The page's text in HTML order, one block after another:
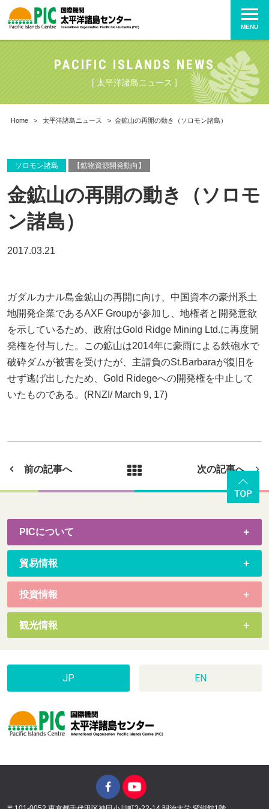
MENU
PACIFIC ISLANDS NEWS
[ 太平洋諸島ニュース ]
Home > 太平洋諸島ニュース > 金鉱山の再開の動き（ソロモン諸島）
ソロモン諸島 【鉱物資源開発動向】
金鉱山の再開の動き（ソロモ
ン諸島）
2017.03.21
ガダルカナル島金鉱山の再開に向け、中国資本の豪州系土
地開発企業であるAXF Groupが参加し、地権者と開発意欲
を示しているため、政府はGold Ridge Mining Ltd.に再度開
発権を付与した。この鉱山は2014年に豪雨による鉄砲水で
破砕ダムが被害を受けたが、主請負のSt.Barbaraが復旧を
せず逃げ出したため、Gold Ridegeへの開発権を中止して
いたものである。(RNZI/ March 9, 17)
前の記事へ 次の記事へ
PICについて
貿易情報
投資情報
観光情報
JP EN